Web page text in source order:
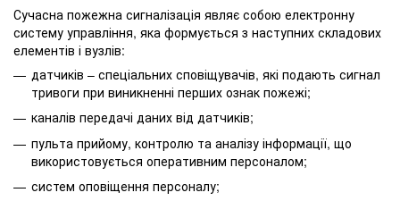
Сучасна пожежна сигналізація являє собою електронну
систему управління, яка формується з наступних складових
елементів і вузлів:
датчиків – спеціальних сповіщувачів, які подають сигнал
тривоги при виникненні перших ознак пожежі;
каналів передачі даних від датчиків;
пульта прийому, контролю та аналізу інформації, що
використовується оперативним персоналом;
систем оповіщення персоналу;